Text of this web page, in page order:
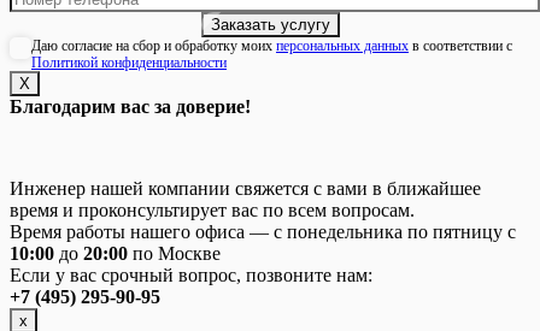
Даю согласие на сбор и обработку моих персональных данных в соответствии с
Политикой конфиденциальности
Х
Благодарим вас за доверие!
Инженер нашей компании свяжется с вами в ближайшее
время и проконсультирует вас по всем вопросам.
Время работы нашего офиса — с понедельника по пятницу с
10:00 до 20:00 по Москве
Если у вас срочный вопрос, позвоните нам:
+7 (495) 295-90-95
х